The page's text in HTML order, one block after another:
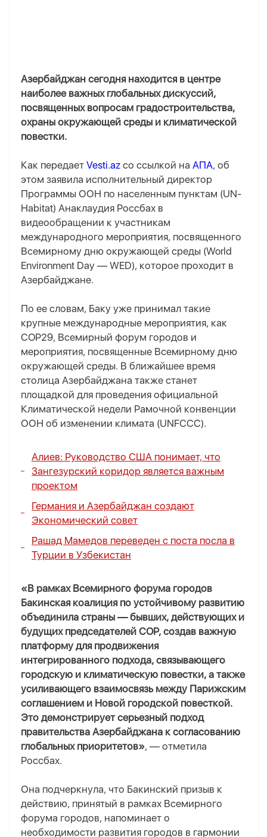
Азербайджан сегодня находится в центре
наиболее важных глобальных дискуссий,
посвященных вопросам градостроительства,
охраны окружающей среды и климатической
повестки.
Как передает Vesti.az со ссылкой на АПА, об
этом заявила исполнительный директор
Программы ООН по населенным пунктам (UN-
Habitat) Анаклаудия Россбах в
видеообращении к участникам
международного мероприятия, посвященного
Всемирному дню окружающей среды (World
Environment Day — WED), которое проходит в
Азербайджане.
По ее словам, Баку уже принимал такие
крупные международные мероприятия, как
COP29, Всемирный форум городов и
мероприятия, посвященные Всемирному дню
окружающей среды. В ближайшее время
столица Азербайджана также станет
площадкой для проведения официальной
Климатической недели Рамочной конвенции
ООН об изменении климата (UNFCCC).
Алиев: Руководство США понимает, что
Зангезурский коридор является важным
проектом
Германия и Азербайджан создают
Экономический совет
Рашад Мамедов переведен с поста посла в
Турции в Узбекистан
«В рамках Всемирного форума городов
Бакинская коалиция по устойчивому развитию
объединила страны — бывших, действующих и
будущих председателей COP, создав важную
платформу для продвижения
интегрированного подхода, связывающего
городскую и климатическую повестки, а также
усиливающего взаимосвязь между Парижским
соглашением и Новой городской повесткой.
Это демонстрирует серьезный подход
правительства Азербайджана к согласованию
глобальных приоритетов», — отметила
Россбах.
Она подчеркнула, что Бакинский призыв к
действию, принятый в рамках Всемирного
форума городов, напоминает о
необходимости развития городов в гармонии